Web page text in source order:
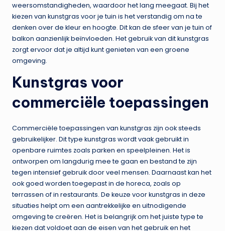
weersomstandigheden, waardoor het lang meegaat. Bij het
kiezen van kunstgras voor je tuin is het verstandig om na te
denken over de kleur en hoogte. Dit kan de sfeer van je tuin of
balkon aanzienlijk beïnvloeden. Het gebruik van dit kunstgras
zorgt ervoor dat je altijd kunt genieten van een groene
omgeving.
Kunstgras voor
commerciële toepassingen
Commerciële toepassingen van kunstgras zijn ook steeds
gebruikelijker. Dit type kunstgras wordt vaak gebruikt in
openbare ruimtes zoals parken en speelpleinen. Het is
ontworpen om langdurig mee te gaan en bestand te zijn
tegen intensief gebruik door veel mensen. Daarnaast kan het
ook goed worden toegepast in de horeca, zoals op
terrassen of in restaurants. De keuze voor kunstgras in deze
situaties helpt om een aantrekkelijke en uitnodigende
omgeving te creëren. Het is belangrijk om het juiste type te
kiezen dat voldoet aan de eisen van het gebruik en het